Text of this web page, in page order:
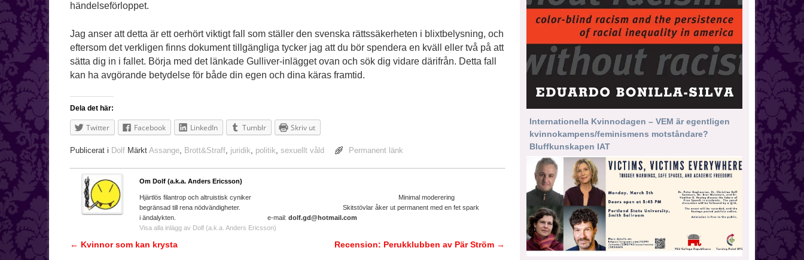
händelseförloppet.
Jag anser att detta är ett oerhört viktigt fall som ställer den svenska rättssäkerheten i blixtbelysning, och
eftersom det verkligen finns dokument tillgängliga tycker jag att du bör spendera en kväll eller två på att
sätta dig in i fallet. Börja med det länkade Gulliver-inlägget ovan och sök dig vidare därifrån. Detta fall
kan ha avgörande betydelse för både din egen och dina käras framtid.
Dela det här:
Twitter Facebook LinkedIn Tumblr Skriv ut
Publicerat i Dolf Märkt Assange, Brott&Straff, juridik, politik, sexuellt våld Permanent länk
Om Dolf (a.k.a. Anders Ericsson)
Hjärtlös filantrop och altruistisk cyniker Minimal moderering
begränsad till rena nödvändigheter. Skitstövlar åker ut permanent med en fet spark
i ändalykten. e-mail: dolf.gd@hotmail.com
Visa alla inlägg av Dolf (a.k.a. Anders Ericsson)
Inläggsnavigering
← Kvinnor som kan krysta Recension: Perukklubben av Pär Ström →
Internationella Kvinnodagen – VEM är egentligen
kvinnokampens/feminismens motståndare?
Bluffkunskapen IAT